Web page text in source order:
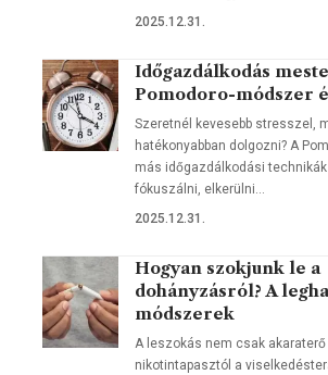
2025.12.31.
Időgazdálkodás
Pomodoro-módszer
Szeretnél kevesebb stresszel,
hatékonyabban dolgozni? A
más időgazdálkodási
fókuszálni, elkerülni…
2025.12.31.
Hogyan szokjunk le a
dohányzásról? A
módszerek
A leszokás nem csak akaraterő
nikotintapasztól a